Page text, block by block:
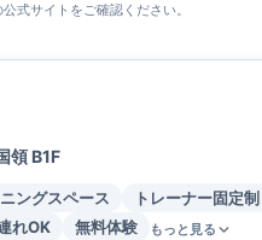
式サイトをご確認ください。
領 B1F
ングスペース
トレーナー固定制
れOK 無料体験 もっと見る